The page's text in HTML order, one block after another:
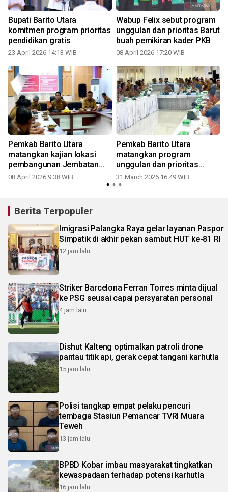
Bupati Barito Utara
komitmen program prioritas
pendidikan gratis
23 April 2026 14:13 WIB
Wabup Felix sebut program
unggulan dan prioritas Barut
buah pemikiran kader PKB
08 April 2026 17:20 WIB
Pemkab Barito Utara
matangkan kajian lokasi
pembangunan Jembatan
Lahei
08 April 2026 9:38 WIB
Pemkab Barito Utara
matangkan program
unggulan dan prioritas
dalam RPJMD
31 March 2026 16:49 WIB
Berita Terpopuler
Imigrasi Palangka Raya gelar layanan Paspor
Simpatik di akhir pekan sambut HUT ke-81 RI
12 jam lalu
Striker Barcelona Ferran Torres minta dijual
ke PSG seusai capai persyaratan personal
4 jam lalu
Dishut Kalteng optimalkan patroli drone
pantau titik api, gerak cepat tangani karhutla
15 jam lalu
Polisi tangkap empat pelaku pencuri
tembaga Stasiun Pemancar TVRI Muara
Teweh
13 jam lalu
BPBD Kobar imbau masyarakat tingkatkan
kewaspadaan terhadap potensi karhutla
16 jam lalu